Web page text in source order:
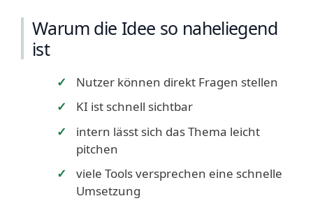
Warum die Idee so naheliegend
ist
Nutzer können direkt Fragen stellen
KI ist schnell sichtbar
intern lässt sich das Thema leicht
pitchen
viele Tools versprechen eine schnelle
Umsetzung